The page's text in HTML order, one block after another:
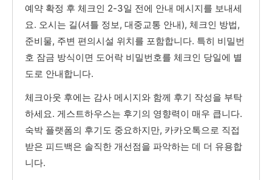
예약 확정 후 체크인 2-3일 전에 안내 메시지를 보내세
요. 오시는 길(셔틀 정보, 대중교통 안내), 체크인 방법,
준비물, 주변 편의시설 위치를 포함합니다. 특히 비밀번
호 잠금 방식이면 도어락 비밀번호를 체크인 당일에 별
도로 안내합니다.
체크아웃 후에는 감사 메시지와 함께 후기 작성을 부탁
하세요. 게스트하우스는 후기의 영향력이 매우 큽니다.
숙박 플랫폼의 후기도 중요하지만, 카카오톡으로 직접
받은 피드백은 솔직한 개선점을 파악하는 데 더 유용합
니다.